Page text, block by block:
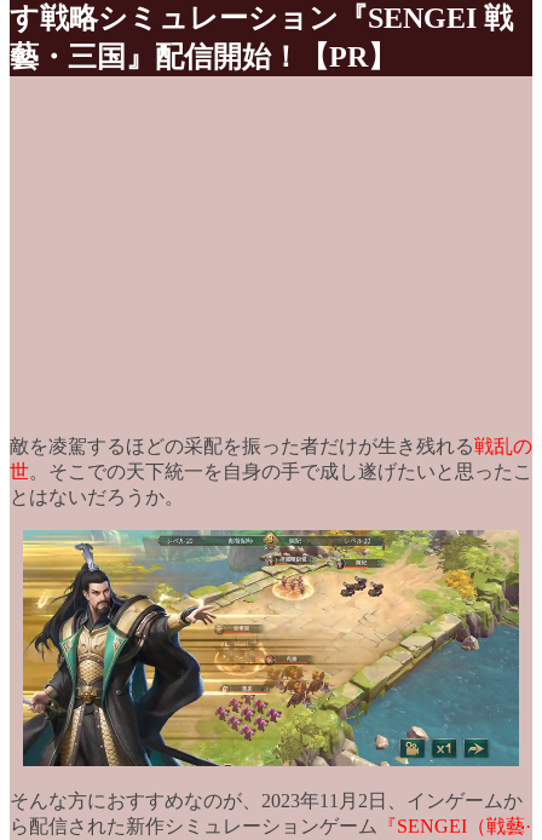
す戦略シミュレーション『SENGEI 戦
藝・三国』配信開始！【PR】
敵を凌駕するほどの采配を振った者だけが生き残れる戦乱の
世。そこでの天下統一を自身の手で成し遂げたいと思ったこ
とはないだろうか。
そんな方におすすめなのが、2023年11月2日、インゲームか
ら配信された新作シミュレーションゲーム
『SENGEI（戦藝·